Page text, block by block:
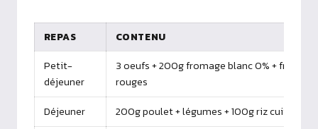
REPAS CONTENU
Petit-
déjeuner
3 oeufs + 200g fromage blanc 0% + fruits
rouges
Déjeuner
200g poulet + légumes + 100g riz cuit